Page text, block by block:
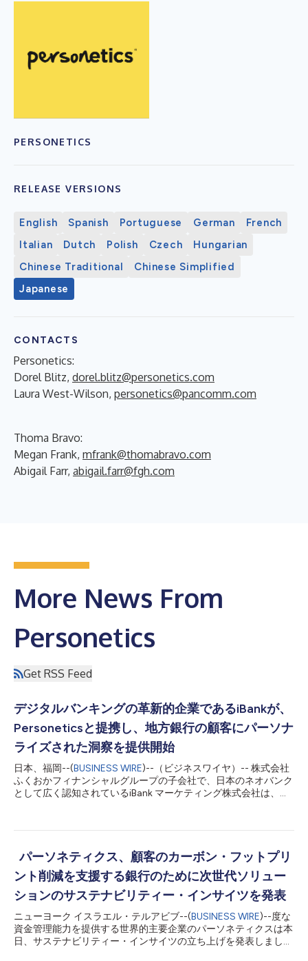
PERSONETICS
RELEASE VERSIONS
English Spanish Portuguese German
French
Italian
Dutch Polish Czech
Hungarian
Chinese Traditional
Chinese Simplified
Japanese
CONTACTS
Personetics:
Dorel Blitz, dorel.blitz@personetics.com
Laura West-Wilson, personetics@pancomm.com
Thoma Bravo:
Megan Frank, mfrank@thomabravo.com
Abigail Farr, abigail.farr@fgh.com
More News From
Personetics
Get RSS Feed
デジタルバンキングの革新的企業であるiBankが、
Personeticsと提携し、地方銀行の顧客にパーソナ
ライズされた洞察を提供開始
日本、福岡--(BUSINESS WIRE)--（ビジネスワイヤ）-- 株式会社
ふくおかフィナンシャルグループの子会社で、日本のネオバンク
として広く認知されているiBank マーケティング株式会社は、本
ングプロバイダである Personetics と新たに提携することを発表
TISの支援のもと、Personeticsの機能を地方銀行向けのサービス
に加えることで、日本の地方銀行がデジタル領域に進出し、より
多くの日本の銀行顧客にデジタルバンキング体験を提供できるよ
う支援することを意図しています。 iBankは、日本で最も革新的
なネオバンクの一つであり、デジタルバンキングサービスによっ
て顧客の日常生活を向上させることを使命としています。iBank
は、日本最大級の地方銀行であるふくおかフィナンシャルグルー
プ（FFG）の子会社として、PersoneticsとB2B2C（企業と一般消
パーソネティクス、顧客のカーボン・フットプリ
ント削減を支援する銀行のために次世代ソリュー
ションのサステナビリティー・インサイツを発表
ニューヨーク イスラエル・テルアビブ--(BUSINESS WIRE)--度な
資金管理能力を提供する世界的主要企業のパーソネティクスは本
日、サステナビリティー・インサイツの立ち上げを発表しまし